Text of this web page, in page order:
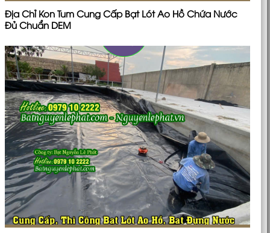
Địa Chỉ Kon Tum Cung Cấp Bạt Lót Ao Hồ Chứa Nước
Đủ Chuẩn DEM